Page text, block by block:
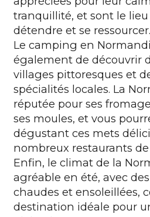
tranquillité, et sont le
détendre et se ressourcer.
Le camping en
également de découvrir
villages pittoresques et
spécialités locales. La
réputée pour ses
ses moules, et vous
dégustant ces mets
nombreux restaurants
Enfin, le climat de la
agréable en été, avec
chaudes et ensoleillées,
destination idéale pour